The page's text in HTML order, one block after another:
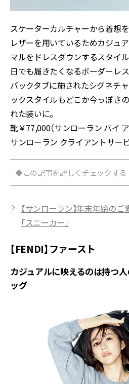
スケーターカルチャーから着想を
レザーを用いているためカジュ
マルをドレスダウンするスタイ
日でも履きたくなるボーダーレ
バックタブに施されたシグネチ
ックスタイルもどこか今っぽさ
れた装いに。
靴￥77,000（サンローラン バイ
サンローラン クライアントサービ
◆この記事を詳しくチェックする
【サンローラン】年末年始の
「スニーカー」
【FENDI】ファースト
カジュアルに映えるのは持つ
ッグ